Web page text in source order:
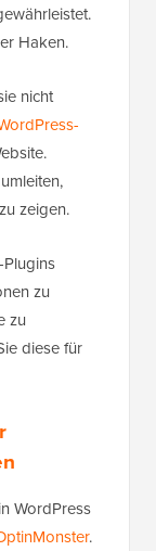
Haken.
nicht
zeigen.
zu
zu
diese für
WordPress
.